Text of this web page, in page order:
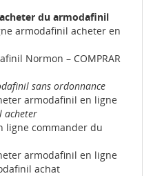
du armodafinil
armodafinil acheter en
Normon – COMPRAR
sans ordonnance
armodafinil en ligne
acheter
ligne commander du
armodafinil en ligne
achat